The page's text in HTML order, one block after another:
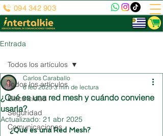
094 342 903
Entrada
Todos los artículos
Electricidad
Seguridad
Comunicaciones
Todos los artículos
¿Qué es una red mesh y cuándo conviene
usarla?
Carlos Caraballo
6 feb 2025 3 min de lectura
Actualizado: 21 abr 2025
¿Qué es una Red Mesh?